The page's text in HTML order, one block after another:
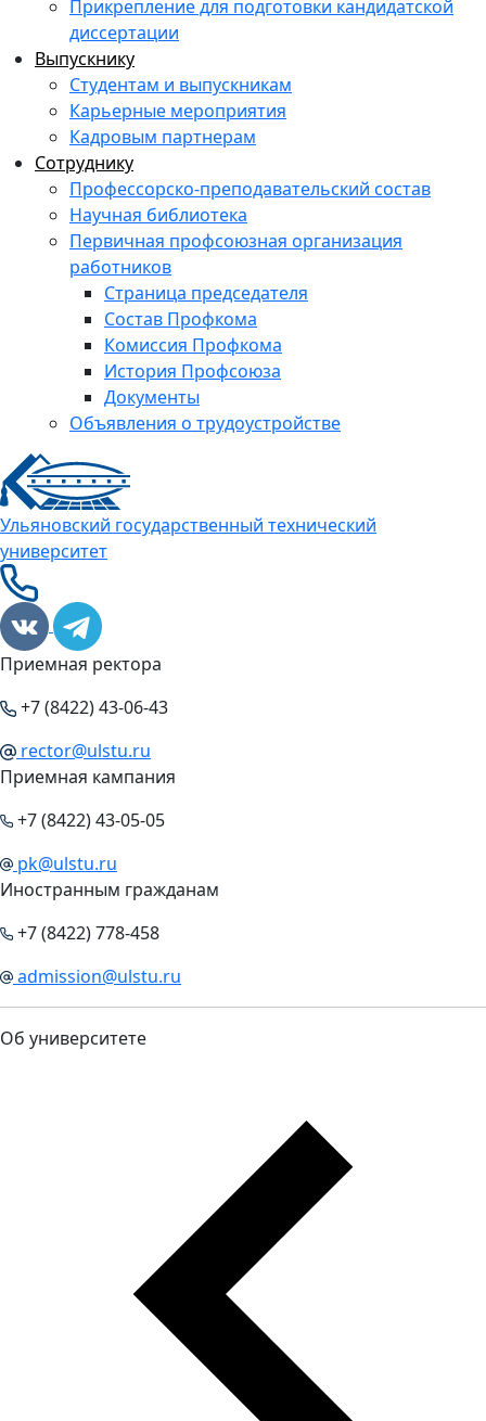
Прикрепление для подготовки кандидатской
диссертации
Выпускнику
Студентам и выпускникам
Карьерные мероприятия
Кадровым партнерам
Сотруднику
Профессорско-преподавательский состав
Научная библиотека
Первичная профсоюзная организация
работников
Страница председателя
Состав Профкома
Комиссия Профкома
История Профсоюза
Документы
Объявления о трудоустройстве
Ульяновский государственный технический
университет
Приемная ректора
+7 (8422) 43-06-43
rector@ulstu.ru
Приемная кампания
+7 (8422) 43-05-05
pk@ulstu.ru
Иностранным гражданам
+7 (8422) 778-458
admission@ulstu.ru
Об университете